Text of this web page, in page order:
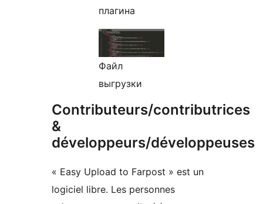
плагина
Файл
выгрузки
Contributeurs/contributrices
&
développeurs/développeuses
« Easy Upload to Farpost » est un
logiciel libre. Les personnes